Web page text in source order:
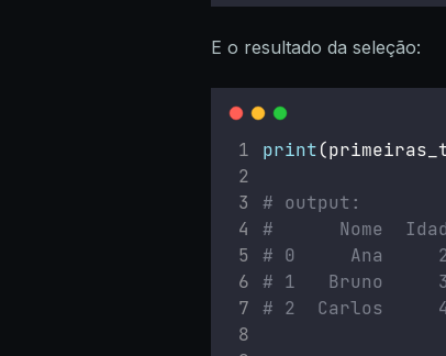
E o resultado da seleção:
print
# output:
#      Nome
# 0     Ana
# 1   Bruno
# 2  Carlos